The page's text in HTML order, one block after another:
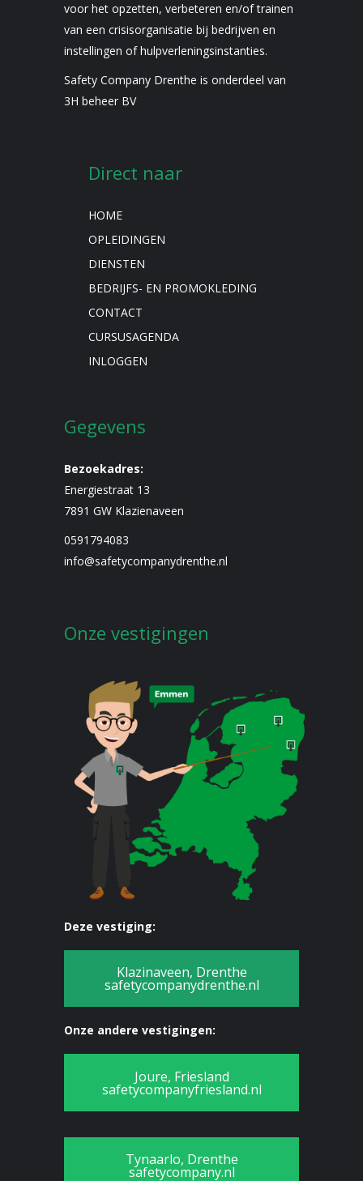
voor het opzetten, verbeteren en/of trainen
van een crisisorganisatie bij bedrijven en
instellingen of hulpverleningsinstanties.
Safety Company Drenthe is onderdeel van
3H beheer BV
Direct naar
HOME
OPLEIDINGEN
DIENSTEN
BEDRIJFS- EN PROMOKLEDING
CONTACT
CURSUSAGENDA
INLOGGEN
Gegevens
Bezoekadres:
Energiestraat 13
7891 GW Klazienaveen
0591794083
info@safetycompanydrenthe.nl
Onze vestigingen
Deze vestiging:
Klazinaveen, Drenthe
safetycompanydrenthe.nl
Onze andere vestigingen:
Joure, Friesland
safetycompanyfriesland.nl
Tynaarlo, Drenthe
safetycompany.nl